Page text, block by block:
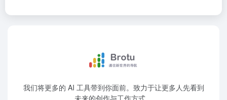
我们将更多的 AI 工具带到你面前。致力于让更多人先看到
未来的创作与工作方式。